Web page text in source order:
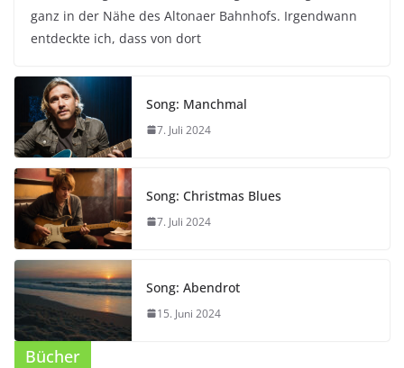
ganz in der Nähe des Altonaer Bahnhofs. Irgendwann
entdeckte ich, dass von dort
Song: Manchmal
7. Juli 2024
Song: Christmas Blues
7. Juli 2024
Song: Abendrot
15. Juni 2024
Bücher